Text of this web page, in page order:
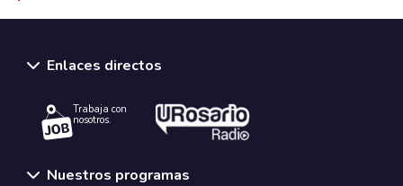
Enlaces directos
Trabaja con
nosotros.
Nuestros programas